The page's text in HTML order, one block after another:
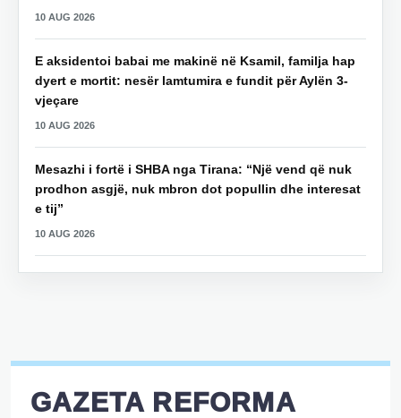
10 AUG 2026
E aksidentoi babai me makinë në Ksamil, familja hap
dyert e mortit: nesër lamtumira e fundit për Aylën 3-
vjeçare
10 AUG 2026
Mesazhi i fortë i SHBA nga Tirana: “Një vend që nuk
prodhon asgjë, nuk mbron dot popullin dhe interesat
e tij”
10 AUG 2026
GAZETA REFORMA